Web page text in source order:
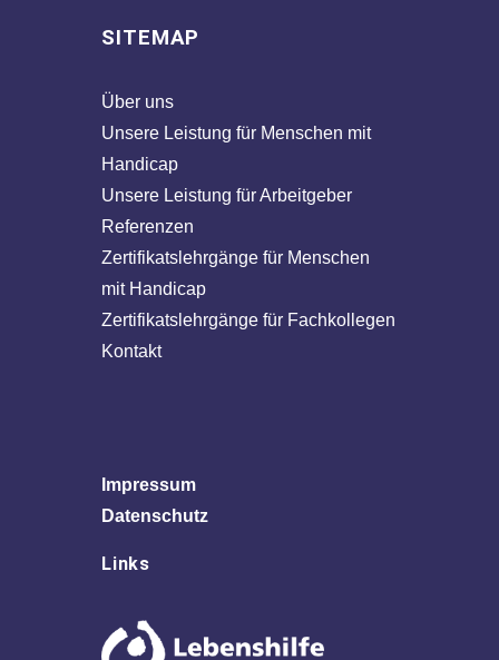
SITEMAP
Über uns
Unsere Leistung für Menschen mit
Handicap
Unsere Leistung für Arbeitgeber
Referenzen
Zertifikatslehrgänge für Menschen
mit Handicap
Zertifikatslehrgänge für Fachkollegen
Kontakt
Impressum
Datenschutz
Links